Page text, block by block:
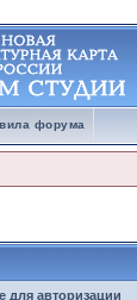
форума
для авторизации